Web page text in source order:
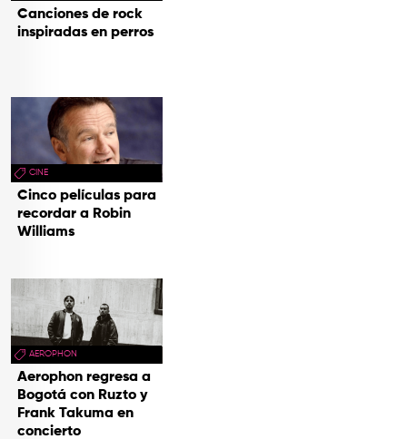
Canciones de rock
inspiradas en perros
CINE
Cinco películas para
recordar a Robin
Williams
AEROPHON
Aerophon regresa a
Bogotá con Ruzto y
Frank Takuma en
concierto